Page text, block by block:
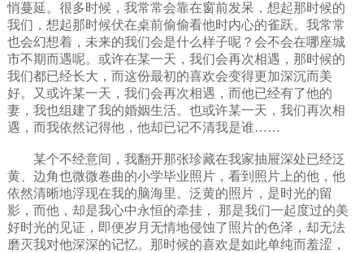
悄蔓延。很多时候，我常常会靠在窗前发呆，想起那时候的
我们，想起那时候伏在桌前偷偷看他时内心的雀跃。我常常
也会幻想着，未来的我们会是什么样子呢？会不会在哪座城
市不期而遇呢。或许在某一天，我们会再次相遇，那时候的
我们都已经长大，而这份最初的喜欢会变得更加深沉而美
好。又或许某一天，我们会再次相遇，而他已经有了他的
妻，我也组建了我的婚姻生活。也或许某一天，我们再次相
遇，而我依然记得他，他却已记不清我是谁……
某个不经意间，我翻开那张珍藏在我家抽屉深处已经泛
黄、边角也微微卷曲的小学毕业照片，看到照片上的他，他
依然清晰地浮现在我的脑海里。泛黄的照片，是时光的留
影，而他，却是我心中永恒的牵挂， 那是我们一起度过的美
好时光的见证，即便岁月无情地侵蚀了照片的色泽，却无法
磨灭我对他深深的记忆。那时候的喜欢是如此单纯而羞涩，